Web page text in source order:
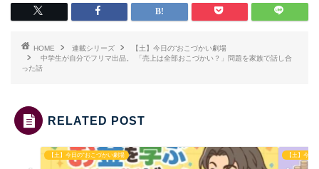
HOME 連載シリーズ
【土】今日の“おこづかい劇場
中学生が自分でフリマ出品。 「売上は全部おこづかい？」問題を家族で話し合
った話
RELATED POST
【土】今日の“おこづかい劇場 【土】今日